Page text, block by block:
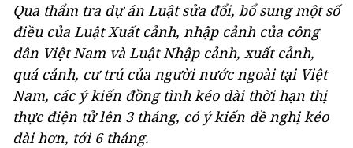
Qua thẩm tra dự án Luật sửa đổi, bổ sung một số
điều của Luật Xuất cảnh, nhập cảnh của công
dân Việt Nam và Luật Nhập cảnh, xuất cảnh,
quá cảnh, cư trú của người nước ngoài tại Việt
Nam, các ý kiến đồng tình kéo dài thời hạn thị
thực điện tử lên 3 tháng, có ý kiến đề nghị kéo
dài hơn, tới 6 tháng.